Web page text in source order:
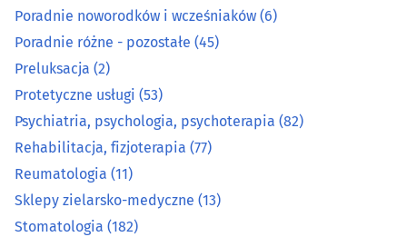
Neurologia(21)
Okulistyka(30)
Onkologia(11)
(17)
Ortopedia(19)
Poradnie noworodków i wcześniaków (6)
Poradnie różne - pozostałe (45)
Preluksacja (2)
Protetyczne usługi (53)
Psychiatria, psychologia, psychoterapia (82)
Rehabilitacja, fizjoterapia (77)
Reumatologia (11)
Sklepy zielarsko-medyczne (13)
Stomatologia (182)